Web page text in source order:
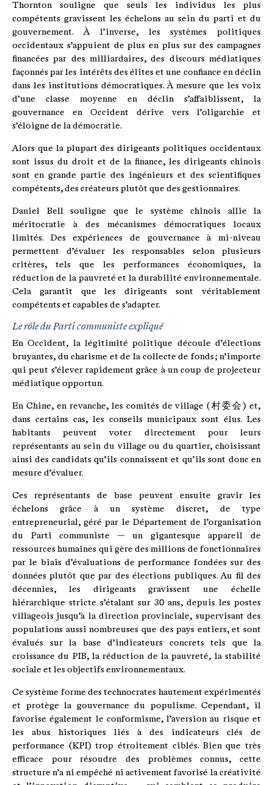
Thornton souligne que seuls les individus les plus
compétents gravissent les échelons au sein du parti et du
gouvernement. À l’inverse, les systèmes politiques
occidentaux s’appuient de plus en plus sur des campagnes
financées par des milliardaires, des discours médiatiques
façonnés par les intérêts des élites et une confiance en déclin
dans les institutions démocratiques. À mesure que les voix
d’une classe moyenne en déclin s’affaiblissent, la
gouvernance en Occident dérive vers l’oligarchie et
s’éloigne de la démocratie.
Alors que la plupart des dirigeants politiques occidentaux
sont issus du droit et de la finance, les dirigeants chinois
sont en grande partie des ingénieurs et des scientifiques
compétents, des créateurs plutôt que des gestionnaires.
Daniel Bell souligne que le système chinois allie la
méritocratie à des mécanismes démocratiques locaux
limités. Des expériences de gouvernance à mi-niveau
permettent d’évaluer les responsables selon plusieurs
critères, tels que les performances économiques, la
réduction de la pauvreté et la durabilité environnementale.
Cela garantit que les dirigeants sont véritablement
compétents et capables de s’adapter.
Le rôle du Parti communiste expliqué
En Occident, la légitimité politique découle d’élections
bruyantes, du charisme et de la collecte de fonds ; n’importe
qui peut s’élever rapidement grâce à un coup de projecteur
médiatique opportun.
En Chine, en revanche, les comités de village (村委会) et,
dans certains cas, les conseils municipaux sont élus. Les
habitants peuvent voter directement pour leurs
représentants au sein du village ou du quartier, choisissant
ainsi des candidats qu’ils connaissent et qu’ils sont donc en
mesure d’évaluer.
Ces représentants de base peuvent ensuite gravir les
échelons grâce à un système discret, de type
entrepreneurial, géré par le Département de l’organisation
du Parti communiste — un gigantesque appareil de
ressources humaines qui gère des millions de fonctionnaires
par le biais d’évaluations de performance fondées sur des
données plutôt que par des élections publiques. Au fil des
décennies, les dirigeants gravissent une échelle
hiérarchique stricte s’étalant sur 30 ans, depuis les postes
villageois jusqu’à la direction provinciale, supervisant des
populations aussi nombreuses que des pays entiers, et sont
évalués sur la base d’indicateurs concrets tels que la
croissance du PIB, la réduction de la pauvreté, la stabilité
sociale et les objectifs environnementaux.
Ce système forme des technocrates hautement expérimentés
et protège la gouvernance du populisme. Cependant, il
favorise également le conformisme, l’aversion au risque et
les abus historiques liés à des indicateurs clés de
performance (KPI) trop étroitement ciblés. Bien que très
efficace pour résoudre des problèmes connus, cette
structure n’a ni empêché ni activement favorisé la créativité